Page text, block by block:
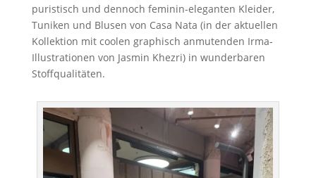
puristisch und dennoch feminin-eleganten Kleider,
Tuniken und Blusen von Casa Nata (in der aktuellen
Kollektion mit coolen graphisch anmutenden Irma-
Illustrationen von Jasmin Khezri) in wunderbaren
Stoffqualitäten.